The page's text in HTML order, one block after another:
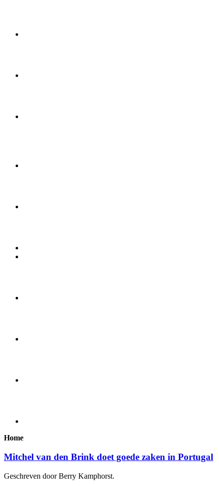
Home
Mitchel van den Brink doet goede zaken in Portugal
Geschreven door Berry Kamphorst.